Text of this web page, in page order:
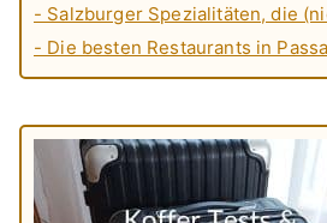
- Salzburger Spezialitäten, die
- Die besten Restaurants in